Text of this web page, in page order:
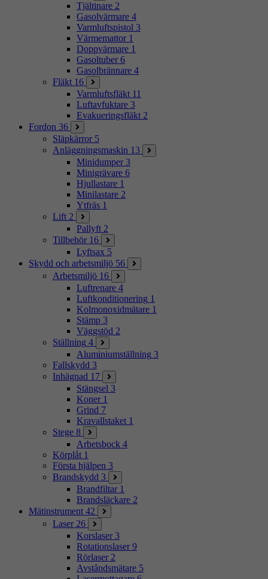
Tjältinare 2
Gasolvärmare 4
Varmluftspistol 3
Värmemattor 1
Doppvärmare 1
Gasoltuber 6
Gasolbrännare 4
Fläkt 16
Varmluftsfläkt 11
Luftavfuktare 3
Evakueringsfläkt 2
Fordon 36
Släpkärror 5
Anläggningsmaskin 13
Minidumper 3
Minigrävare 6
Hjullastare 1
Minilastare 2
Ytfräs 1
Lift 2
Pallyft 2
Tillbehör 16
Lyftsax 5
Skydd och arbetsmiljö 56
Arbetsmiljö 16
Luftrenare 4
Luftkonditionering 1
Kolmonoxidmätare 1
Stämp 3
Väggstöd 2
Ställning 4
Aluminiumställning 3
Fallskydd 3
Inhägnad 17
Stängsel 3
Koner 1
Grind 7
Kravallstaket 1
Stege 8
Arbetsbock 4
Körplåt 1
Första hjälpen 3
Brandskydd 3
Brandfiltar 1
Brandsläckare 2
Mätinstrument 42
Laser 26
Korslaser 3
Rotationslaser 9
Rörlaser 2
Avståndsmätare 5